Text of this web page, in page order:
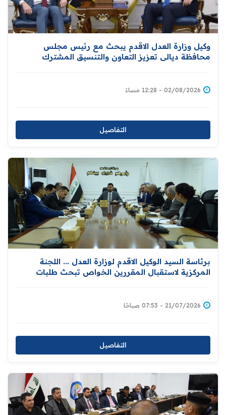
وكيل وزارة العدل الاقدم يبحث مع رئيس مجلس
محافظة ديالى تعزيز التعاون والتنسيق المشترك
02/08/2026 - 12:28 مساءً
التفاصيل
برئاسة السيد الوكيل الاقدم لوزارة العدل ... اللجنة
المركزية لاستقبال المقررين الخواص تبحث طلبات
21/07/2026 - 07:53 صباحًا
التفاصيل